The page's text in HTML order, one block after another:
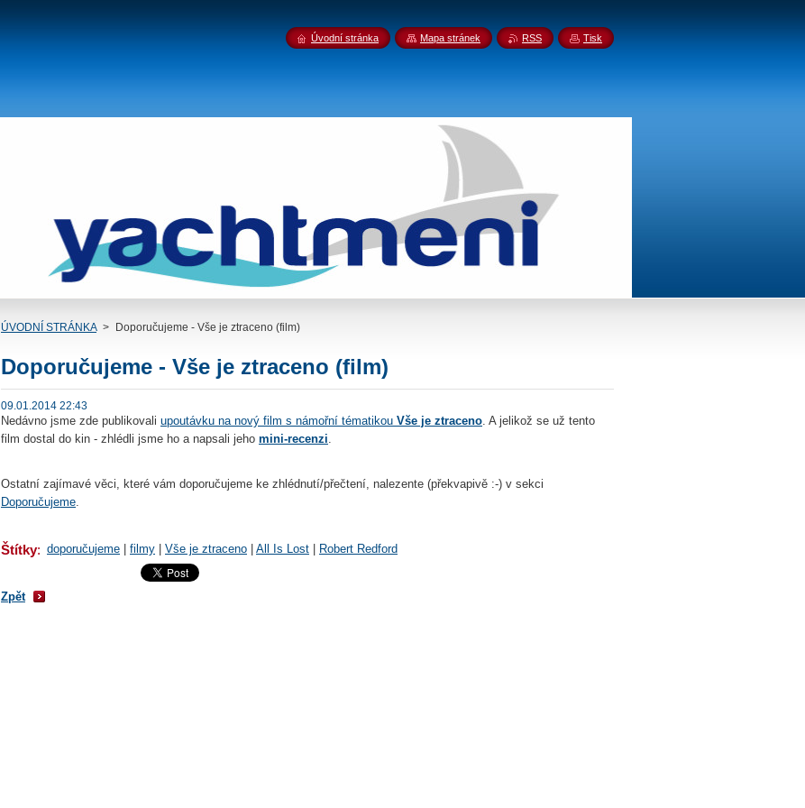
ÚVODNÍ STRÁNKA > Doporučujeme - Vše je ztraceno (film)
Doporučujeme - Vše je ztraceno (film)
09.01.2014 22:43
Nedávno jsme zde publikovali upoutávku na nový film s námořní tématikou Vše je ztraceno. A jelikož se už tento
film dostal do kin - zhlédli jsme ho a napsali jeho mini-recenzi.
Ostatní zajímavé věci, které vám doporučujeme ke zhlédnutí/přečtení, nalezente (překvapivě :-) v sekci
Doporučujeme.
Štítky: doporučujeme filmy Vše je ztraceno All Is Lost Robert Redford
Zpět
Úvodní stránka Mapa stránek RSS Tisk